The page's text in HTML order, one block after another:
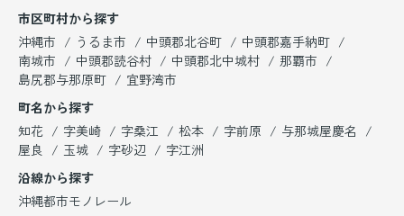
市区町村から探す
沖縄市
うるま市 中頭郡北谷町
中頭郡嘉手納町
南城市
中頭郡読谷村 中頭郡北中城村
那覇市
島尻郡与那原町
宜野湾市
町名から探す
知花
字美崎 字桑江 松本 字前原
与那城屋慶名
屋良
玉城 字砂辺
字江洲
沿線から探す
沖縄都市モノレール